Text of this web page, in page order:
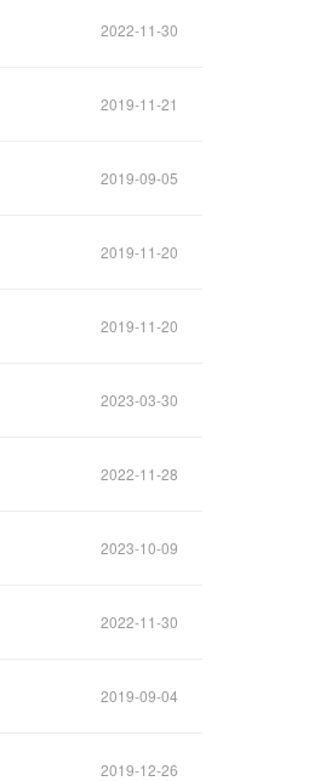
2022-11-30
2019-11-21
2019-09-05
2019-11-20
2019-11-20
2023-03-30
2022-11-28
2023-10-09
2022-11-30
2019-09-04
2019-12-26